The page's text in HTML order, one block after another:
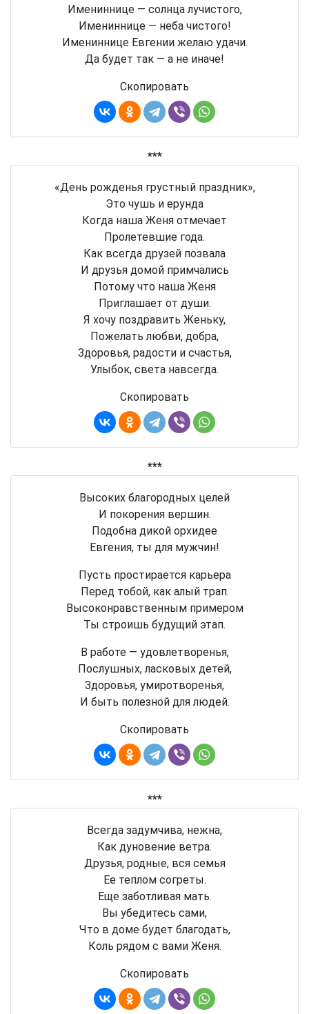
Имениннице — солнца лучистого,
Имениннице — неба чистого!
Имениннице Евгении желаю удачи.
Да будет так — а не иначе!
Скопировать
***
«День рожденья грустный праздник»,
Это чушь и ерунда
Когда наша Женя отмечает
Пролетевшие года.
Как всегда друзей позвала
И друзья домой примчались
Потому что наша Женя
Приглашает от души.
Я хочу поздравить Женьку,
Пожелать любви, добра,
Здоровья, радости и счастья,
Улыбок, света навсегда.
Скопировать
***
Высоких благородных целей
И покорения вершин.
Подобна дикой орхидее
Евгения, ты для мужчин!
Пусть простирается карьера
Перед тобой, как алый трап.
Высоконравственным примером
Ты строишь будущий этап.
В работе — удовлетворенья,
Послушных, ласковых детей,
Здоровья, умиротворенья,
И быть полезной для людей.
Скопировать
***
Всегда задумчива, нежна,
Как дуновение ветра.
Друзья, родные, вся семья
Ее теплом согреты.
Еще заботливая мать.
Вы убедитесь сами,
Что в доме будет благодать,
Коль рядом с вами Женя.
Скопировать